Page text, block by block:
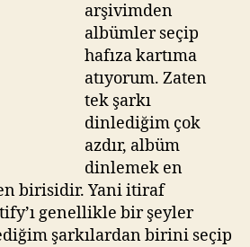
arşivimden
albümler seçip
hafıza kartıma
atıyorum. Zaten
tek şarkı
dinlediğim çok
azdır, albüm
dinlemek en
birisidir. Yani itiraf
genellikle bir şeyler
şarkılardan birini seçip